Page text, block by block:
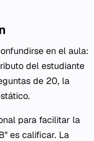
en el aula:
del estudiante
de 20, la
para facilitar la
es calificar. La